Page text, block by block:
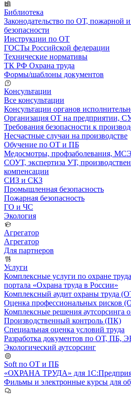
Библиотека
Законодательство по ОТ, пожарной
безопасности
Инструкции по ОТ
ГОСТы Российской федерации
Технические нормативы
ТК РФ Охрана труда
Формы/шаблоны документов
Консультации
Все консультации
Консультации органов
Организация ОТ на предприятии,
Требования безопасности к
Несчастные случаи на производстве
Обучение по ОТ и ПБ
Медосмотры, профзаболевания,
СОУТ, экспертиза УТ,
компенсации
СИЗ и СКЗ
Промышленная безопасность
Пожарная безопасность
ГО и ЧС
Экология
Агрегатор
Агрегатор
Для партнеров
Услуги
Комплексные услуги по охране
портала «Охрана труда в России»
Комплексный аудит охраны труда
Оценка профессиональных рисков
Комплексные решения аутсорсинга
Производственный контроль (ПК)
Специальная оценка условий труда
Разработка документов по ОТ, ПБ,
Экологический аутсорсинг
Soft по ОТ и ПБ
«ОХРАНА ТРУДА» для
Фильмы и электронные курсы для